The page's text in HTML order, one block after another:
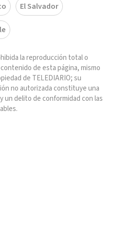
El Salvador
la reproducción total o
de esta página, mismo
de TELEDIARIO; su
no autorizada constituye una
un delito de conformidad con las